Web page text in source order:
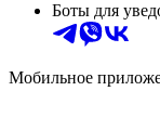
Боты для
Мобильное